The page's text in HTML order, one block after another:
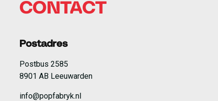
CONTACT
Postadres
Postbus 2585
8901 AB Leeuwarden
info@popfabryk.nl